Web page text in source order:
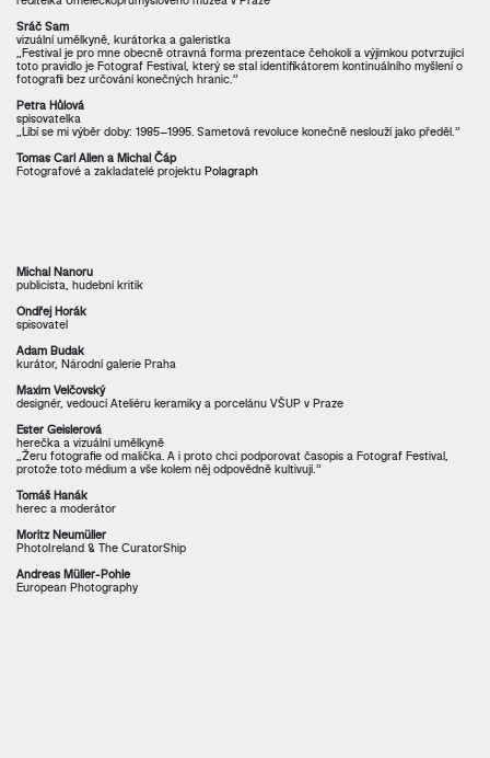
Sráč Sam
vizuální umělkyně, kurátorka a galeristka
„Festival je pro mne obecně otravná forma prezentace čehokoli a výjimkou potvrzující
toto pravidlo je Fotograf Festival, který se stal identifikátorem kontinuálního myšlení o
fotografii bez určování konečných hranic.”
Petra Hůlová
spisovatelka
„Líbí se mi výběr doby: 1985–1995. Sametová revoluce konečně neslouží jako předěl.”
Tomas Carl Allen a Michal Čáp
Fotografové a zakladatelé projektu Polagraph
Michal Nanoru
publicista, hudební kritik
Ondřej Horák
spisovatel
Adam Budak
kurátor, Národní galerie Praha
Maxim Velčovský
designér, vedoucí Ateliéru keramiky a porcelánu VŠUP v Praze
Ester Geislerová
herečka a vizuální umělkyně
„Žeru fotografie od malička. A i proto chci podporovat časopis a Fotograf Festival,
protože toto médium a vše kolem něj odpovědně kultivují.”
Tomáš Hanák
herec a moderátor
Moritz Neumüller
PhotoIreland & The CuratorShip
Andreas Müller-Pohle
European Photography